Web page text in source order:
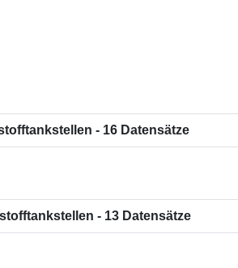
- 16 Datensätze
- 13 Datensätze